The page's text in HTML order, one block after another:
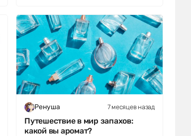
Ренуша 7 месяцев назад
Путешествие в мир запахов:
какой вы аромат?